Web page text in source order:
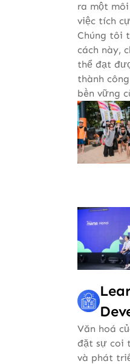
ra một
việc tích
Chúng tôi
cách này,
thể đạt
thành
bền vững
Văn hoá
đặt sự coi
và phát